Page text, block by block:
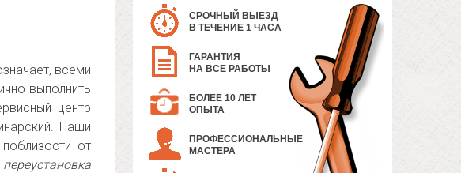
всеми
выполнить
центр
Наши
от
переустановка
СРОЧНЫЙ ВЫЕЗД
В ТЕЧЕНИЕ 1 ЧАСА
ГАРАНТИЯ
НА ВСЕ РАБОТЫ
БОЛЕЕ 10 ЛЕТ
ОПЫТА
ПРОФЕССИОНАЛЬНЫЕ
МАСТЕРА